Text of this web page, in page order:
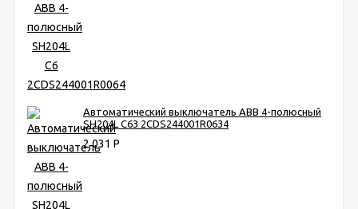
Автоматический выключатель ABB 4-полюсный
SH204L C63 2CDS244001R0634
2 031 Р